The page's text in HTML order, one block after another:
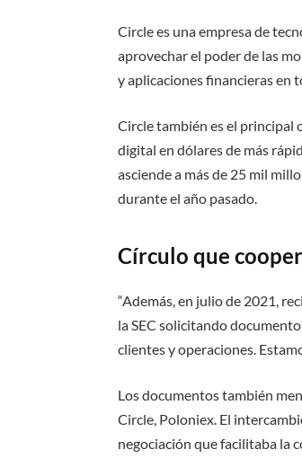
Circle es una empresa de
aprovechar el poder de las
y aplicaciones financieras en
Circle también es el principal
digital en dólares de más
asciende a más de 25 mil
durante el año pasado.
Círculo que
“Además, en julio de 2021,
la SEC solicitando
clientes y operaciones.
Los documentos también
Circle, Poloniex. El
negociación que facilitaba la